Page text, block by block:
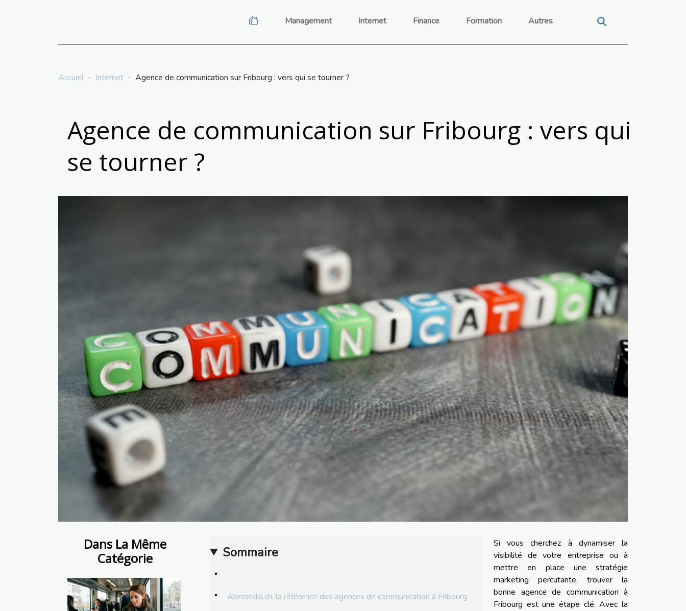
Management Internet Finance Formation Autres
Accueil Internet Agence de communication sur Fribourg : vers qui se tourner ?
Agence de communication sur Fribourg : vers qui
se tourner ?
Dans La Même
Catégorie
Sommaire
Abcmedia.ch, la référence des agences de communication à Fribourg
Si vous cherchez à dynamiser la
visibilité de votre entreprise ou à
mettre en place une stratégie
marketing percutante, trouver la
bonne agence de communication à
Fribourg est une étape clé. Avec la